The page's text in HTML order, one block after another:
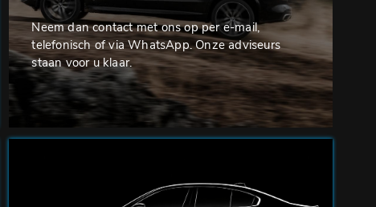
Neem dan contact met ons op per e-mail,
telefonisch of via WhatsApp. Onze adviseurs
staan voor u klaar.